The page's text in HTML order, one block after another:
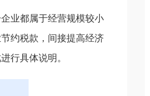
业都属于经营规模较小
约税款，间接提高经济
行具体说明。